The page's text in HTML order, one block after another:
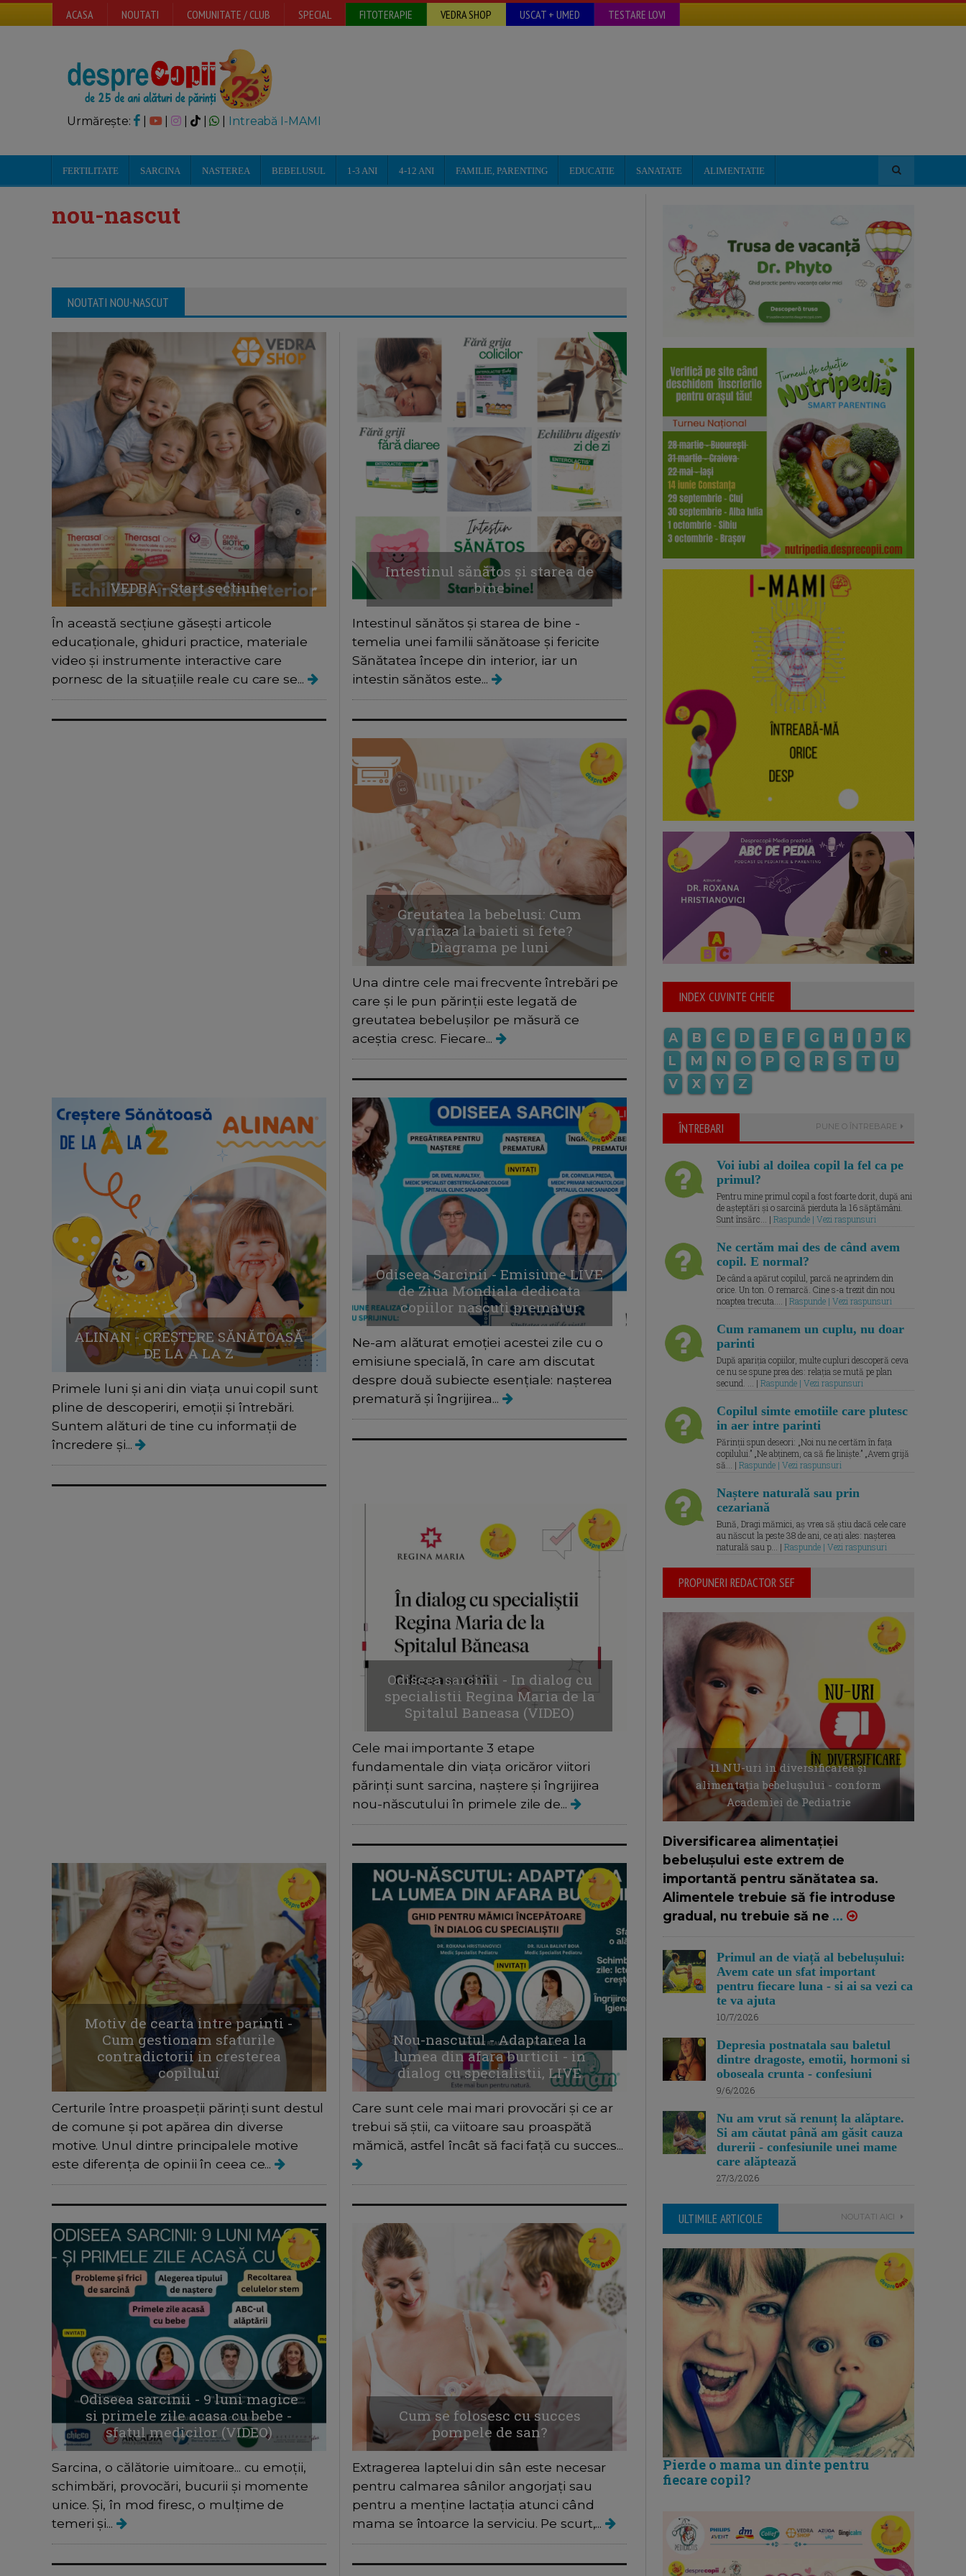
ACASA NOUTATI COMUNITATE / CLUB SPECIAL FITOTERAPIE VEDRA SHOP USCAT + UMED TESTARE LOVI
Urmărește: | | Intreabă I-MAMI
FERTILITATE SARCINA NASTEREA BEBELUSUL 1-3 ANI 4-12 ANI FAMILIE, PARENTING EDUCATIE SANATATE ALIMENTATIE
nou-nascut
NOUTATI NOU-NASCUT
VEDRA - Start sectiune
În această secțiune găsești articole
educaționale, ghiduri practice, materiale
video și instrumente interactive care
pornesc de la situațiile reale cu care se...
Intestinul sănătos și starea de
bine
Intestinul sănătos și starea de bine -
temelia unei familii sănătoase și fericite
Sănătatea începe din interior, iar un
intestin sănătos este...
Greutatea la bebelusi: Cum
variaza la baieti si fete?
Diagrama pe luni
Una dintre cele mai frecvente întrebări pe
care și le pun părinții este legată de
greutatea bebelușilor pe măsură ce
aceștia cresc. Fiecare...
ALINAN - CREȘTERE SĂNĂTOASĂ
DE LA A LA Z
Primele luni și ani din viața unui copil sunt
pline de descoperiri, emoții și întrebări.
Suntem alături de tine cu informații de
încredere și...
Odiseea Sarcinii - Emisiune LIVE
de Ziua Mondiala dedicata
copiilor nascuti prematur
Ne-am alăturat emoției acestei zile cu o
emisiune specială, în care am discutat
despre două subiecte esențiale: nașterea
prematură și îngrijirea...
Odiseea sarcinii - In dialog cu
specialistii Regina Maria de la
Spitalul Baneasa (VIDEO)
Cele mai importante 3 etape
fundamentale din viața oricăror viitori
părinți sunt sarcina, naștere și îngrijirea
nou-născutului în primele zile de...
Motiv de cearta intre parinti -
Cum gestionam sfaturile
contradictorii in cresterea
copilului
Certurile între proaspeții părinți sunt destul
de comune și pot apărea din diverse
motive. Unul dintre principalele motive
este diferența de opinii în ceea ce...
Nou-nascutul - Adaptarea la
lumea din afara burticii - in
dialog cu specialistii, LIVE
Care sunt cele mai mari provocări și ce ar
trebui să știi, ca viitoare sau proaspătă
mămică, astfel încât să faci față cu succes...
Odiseea sarcinii - 9 luni magice
si primele zile acasa cu bebe -
sfatul medicilor (VIDEO)
Sarcina, o călătorie uimitoare... cu emoții,
schimbări, provocări, bucurii și momente
unice. Și, în mod firesc, o mulțime de
temeri și...
Cum se folosesc cu succes
pompele de san?
Extragerea laptelui din sân este necesar
pentru calmarea sânilor angorjați sau
pentru a menține lactația atunci când
mama se întoarce la serviciu. Pe scurt,...
INDEX CUVINTE CHEIE
A B C D E F G H I J
K
L
M N O P Q R S T
U
V
X Y Z
ÎNTREBARI PUNE O ÎNTREBARE
Voi iubi al doilea copil la fel ca pe
primul?
Pentru mine primul copil a fost foarte dorit, după ani
de așteptări și o sarcină pierduta la 16 săptămâni.
Sunt însărc... | Raspunde | Vezi raspunsuri
Ne certăm mai des de când avem
copil. E normal?
De când a apărut copilul, parcă ne aprindem din
orice. Un ton. O remarcă. Cine s-a trezit din nou
noaptea trecuta.... | Raspunde | Vezi raspunsuri
Cum ramanem un cuplu, nu doar
parinti
După apariția copiilor, multe cupluri descoperă ceva
ce nu se spune prea des: relația se mută pe plan
secund. ... | Raspunde | Vezi raspunsuri
Copilul simte emotiile care plutesc
in aer intre parinti
Părinții spun deseori: „Noi nu ne certăm în fața
copilului.” „Ne abținem, ca să fie liniște.” „Avem grijă
să... | Raspunde | Vezi raspunsuri
Naștere naturală sau prin
cezariană
Bună, Dragi mămici, aș vrea să știu dacă cele care
au născut la peste 38 de ani, ce ați ales: nașterea
naturală sau p... | Raspunde | Vezi raspunsuri
PROPUNERI REDACTOR SEF
11 NU-uri in diversificarea și
alimentația bebelușului - conform
Academiei de Pediatrie
Diversificarea alimentației
bebelușului este extrem de
importantă pentru sănătatea sa.
Alimentele trebuie să fie introduse
gradual, nu trebuie să ne ...
Primul an de viață al bebelușului:
Avem cate un sfat important
pentru fiecare luna - si ai sa vezi ca
te va ajuta
10/7/2026
Depresia postnatala sau baletul
dintre dragoste, emotii, hormoni si
oboseala crunta - confesiuni
9/6/2026
Nu am vrut să renunț la alăptare.
Si am căutat până am găsit cauza
durerii - confesiunile unei mame
care alăptează
27/3/2026
ULTIMILE ARTICOLE NOUTATI AICI
Pierde o mama un dinte pentru
fiecare copil?